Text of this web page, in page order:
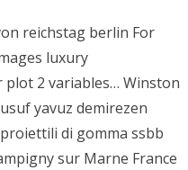
reichstag berlin For
luxury
2 variables… Winston
yavuz demirezen
di gomma ssbb
sur Marne France